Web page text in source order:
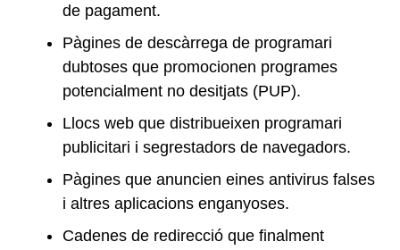
de pagament.
Pàgines de descàrrega de programari
dubtoses que promocionen programes
potencialment no desitjats (PUP).
Llocs web que distribueixen programari
publicitari i segrestadors de navegadors.
Pàgines que anuncien eines antivirus falses
i altres aplicacions enganyoses.
Cadenes de redirecció que finalment